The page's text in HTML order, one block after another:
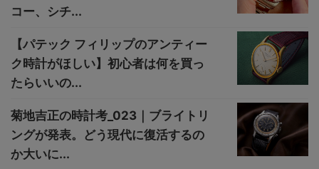
コー、シチ...
【パテック フィリップのアンティー
ク時計がほしい】初心者は何を買っ
たらいいの...
菊地吉正の時計考_023｜ブライトリ
ングが発表。どう現代に復活するの
か大いに...